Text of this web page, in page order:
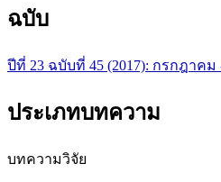
ฉบับ
ปีที่ 23 ฉบับที่ 45 (2017): กรกฎาคม
ประเภทบทความ
บทความวิจัย